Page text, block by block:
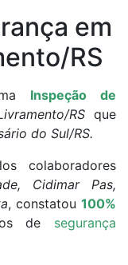
em
RS
Inspeção de
RSque
do Sul/RS.
colaboradores
Cidimar Pas,
, constatou 100%
de segurança